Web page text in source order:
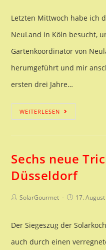
Letzten Mittwoch habe ich
NeuLand in Köln besucht,
Gartenkoordinator von
herumgeführt und mir
ersten drei Jahre…
WEITERLESEN
Kerstan
–
NeuLand
Sechs neue
Düsseldorf
Beitrags-
SolarGourmet
Beitrag
17.
Der Siegeszug der
auch durch einen